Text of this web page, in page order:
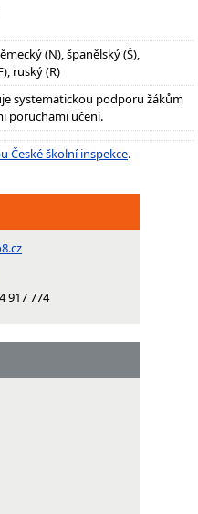
(N), španělský (Š),
ruský (R)
systematickou podporu žákům
poruchami učení.
České školní inspekce.
917 774